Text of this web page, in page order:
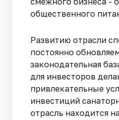
общественного
Развитию отрасли
постоянно
законодательная
для инвесторов
привлекательные
инвестиций
отрасль находится